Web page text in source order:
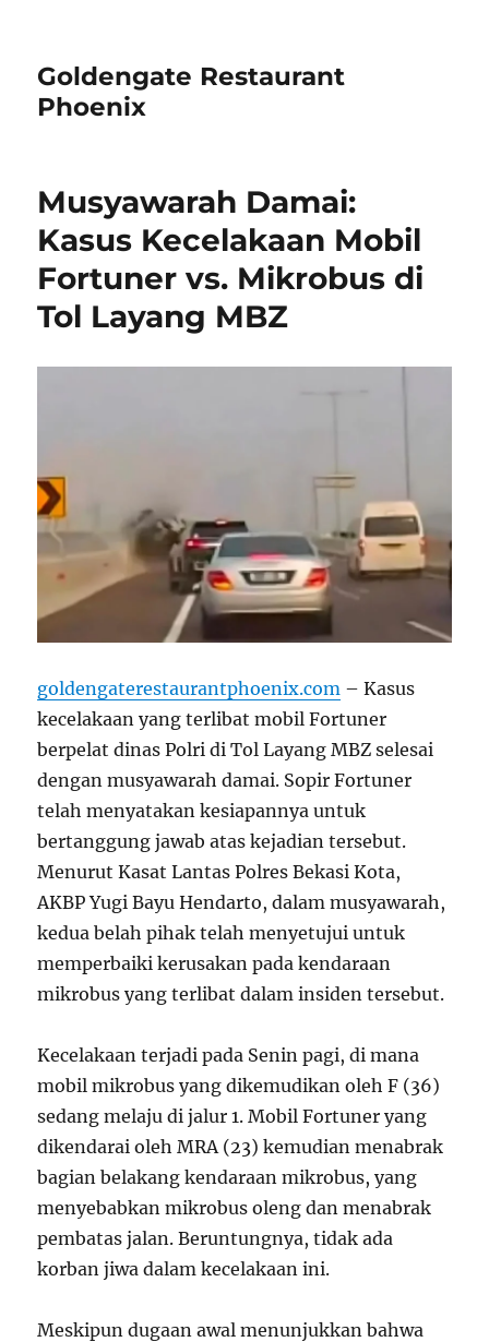
Goldengate Restaurant
Phoenix
Musyawarah Damai:
Kasus Kecelakaan Mobil
Fortuner vs. Mikrobus di
Tol Layang MBZ
goldengaterestaurantphoenix.com – Kasus
kecelakaan yang terlibat mobil Fortuner
berpelat dinas Polri di Tol Layang MBZ selesai
dengan musyawarah damai. Sopir Fortuner
telah menyatakan kesiapannya untuk
bertanggung jawab atas kejadian tersebut.
Menurut Kasat Lantas Polres Bekasi Kota,
AKBP Yugi Bayu Hendarto, dalam musyawarah,
kedua belah pihak telah menyetujui untuk
memperbaiki kerusakan pada kendaraan
mikrobus yang terlibat dalam insiden tersebut.
Kecelakaan terjadi pada Senin pagi, di mana
mobil mikrobus yang dikemudikan oleh F (36)
sedang melaju di jalur 1. Mobil Fortuner yang
dikendarai oleh MRA (23) kemudian menabrak
bagian belakang kendaraan mikrobus, yang
menyebabkan mikrobus oleng dan menabrak
pembatas jalan. Beruntungnya, tidak ada
korban jiwa dalam kecelakaan ini.
Meskipun dugaan awal menunjukkan bahwa